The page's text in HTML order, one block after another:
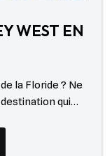
WEST EN
la Floride ? Ne
qui…